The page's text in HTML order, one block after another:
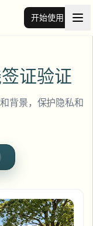
开始使用
证验证
背景，保护隐私和